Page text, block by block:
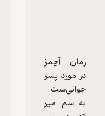
رمان آچمز
در مورد پسر
جوانی‌ست
به اسم امیر